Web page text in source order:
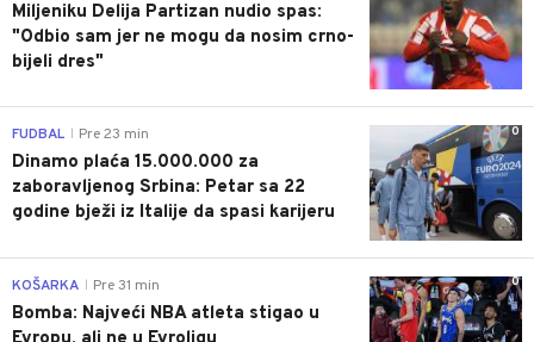
Miljeniku Delija Partizan nudio spas:
"Odbio sam jer ne mogu da nosim crno-
bijeli dres"
0
FUDBAL Pre 23 min
Dinamo plaća 15.000.000 za
zaboravljenog Srbina: Petar sa 22
godine bježi iz Italije da spasi karijeru
0
KOŠARKA Pre 31 min
Bomba: Najveći NBA atleta stigao u